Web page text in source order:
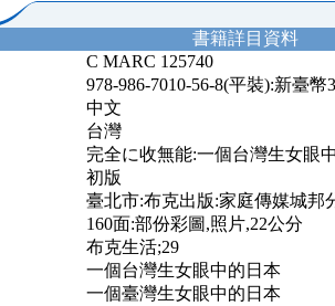
書籍詳目資料
C MARC 125740
978-986-7010-56-8(平裝):新臺幣
中文
台灣
完全に收無能:一個台灣生女眼
初版
臺北市:布克出版:家庭傳媒城邦
160面:部份彩圖,照片,22公分
布克生活;29
一個台灣生女眼中的日本
一個臺灣生女眼中的日本